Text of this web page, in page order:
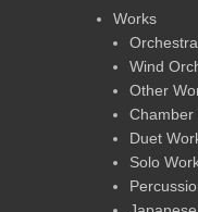
Works
Wind
Other
Chamber
Duet
Solo